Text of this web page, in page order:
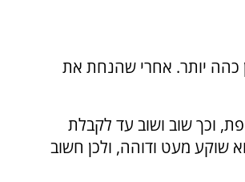
כהה יותר. אחרי שהנחת את
וכך שוב ושוב עד לקבלת
שוקע מעט ודוהה, ולכן חשוב